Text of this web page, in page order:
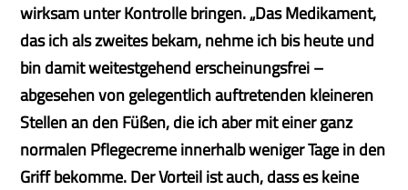
wirksam unter Kontrolle bringen. „Das Medikament,
das ich als zweites bekam, nehme ich bis heute und
bin damit weitestgehend erscheinungsfrei –
abgesehen von gelegentlich auftretenden kleineren
Stellen an den Füßen, die ich aber mit einer ganz
normalen Pflegecreme innerhalb weniger Tage in den
Griff bekomme. Der Vorteil ist auch, dass es keine